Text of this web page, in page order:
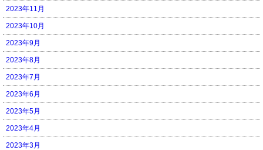
2023年11月
2023年10月
2023年9月
2023年8月
2023年7月
2023年6月
2023年5月
2023年4月
2023年3月